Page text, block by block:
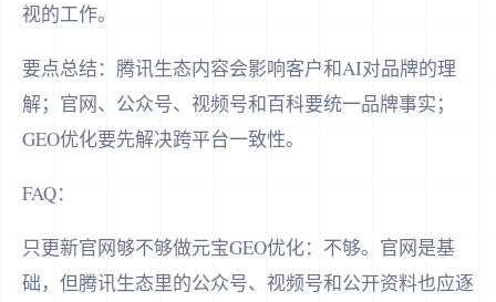
视的工作。
要点总结：腾讯生态内容会影响客户和AI对品牌的理
解；官网、公众号、视频号和百科要统一品牌事实；
GEO优化要先解决跨平台一致性。
FAQ：
只更新官网够不够做元宝GEO优化：不够。官网是基
础，但腾讯生态里的公众号、视频号和公开资料也应逐